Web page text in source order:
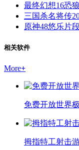
最终幻想16恐
三国杀名将传
原神48悠乐片
相关软件
More+
免费开放世界
拇指特工射击